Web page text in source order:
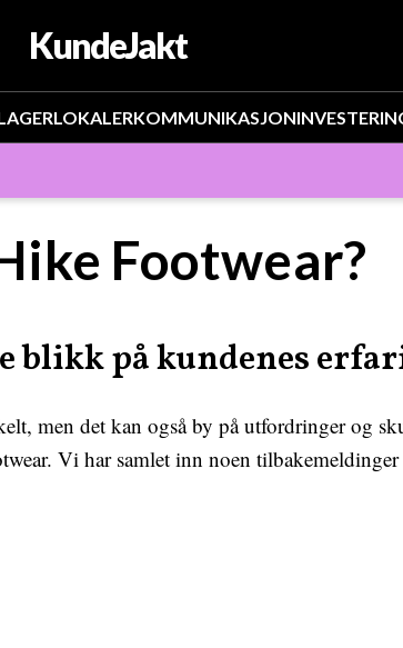
KundeJakt
LOKALERKOMMUNIKASJON
Footwear?
blikk på kundenes
men det kan også by på utfordringer og
Vi har samlet inn noen